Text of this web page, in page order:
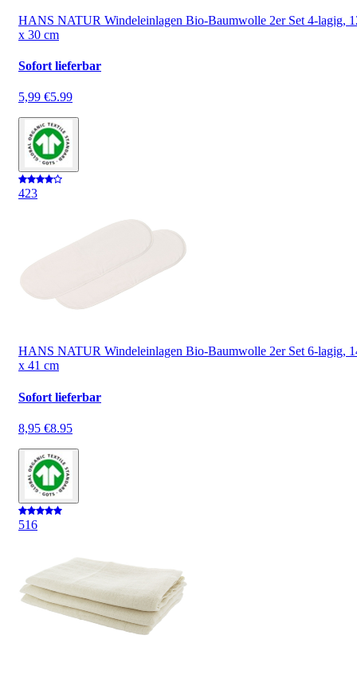
HANS NATUR Windeleinlagen Bio-Baumwolle 2er Set 4-lagig,
x 30 cm
Sofort lieferbar
5,99 €5.99
423
HANS NATUR Windeleinlagen Bio-Baumwolle 2er Set 6-lagig,
x 41 cm
Sofort lieferbar
8,95 €8.95
516